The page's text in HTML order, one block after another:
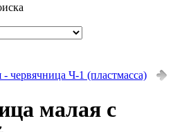
червячница Ч-1 (пластмасса)
малая с